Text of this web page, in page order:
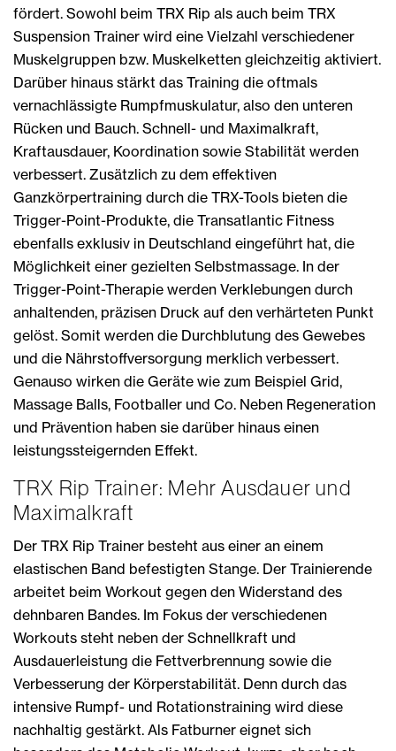
fördert. Sowohl beim TRX Rip als auch beim TRX
Suspension Trainer wird eine Vielzahl verschiedener
Muskelgruppen bzw. Muskelketten gleichzeitig aktiviert.
Darüber hinaus stärkt das Training die oftmals
vernachlässigte Rumpfmuskulatur, also den unteren
Rücken und Bauch. Schnell- und Maximalkraft,
Kraftausdauer, Koordination sowie Stabilität werden
verbessert. Zusätzlich zu dem effektiven
Ganzkörpertraining durch die TRX-Tools bieten die
Trigger-Point-Produkte, die Transatlantic Fitness
ebenfalls exklusiv in Deutschland eingeführt hat, die
Möglichkeit einer gezielten Selbstmassage. In der
Trigger-Point-Therapie werden Verklebungen durch
anhaltenden, präzisen Druck auf den verhärteten Punkt
gelöst. Somit werden die Durchblutung des Gewebes
und die Nährstoffversorgung merklich verbessert.
Genauso wirken die Geräte wie zum Beispiel Grid,
Massage Balls, Footballer und Co. Neben Regeneration
und Prävention haben sie darüber hinaus einen
leistungssteigernden Effekt.
TRX Rip Trainer: Mehr Ausdauer und
Maximalkraft
Der TRX Rip Trainer besteht aus einer an einem
elastischen Band befestigten Stange. Der Trainierende
arbeitet beim Workout gegen den Widerstand des
dehnbaren Bandes. Im Fokus der verschiedenen
Workouts steht neben der Schnellkraft und
Ausdauerleistung die Fettverbrennung sowie die
Verbesserung der Körperstabilität. Denn durch das
intensive Rumpf- und Rotationstraining wird diese
nachhaltig gestärkt. Als Fatburner eignet sich